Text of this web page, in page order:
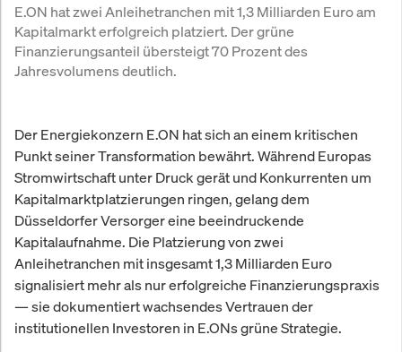
E.ON hat zwei Anleihetranchen mit 1,3 Milliarden Euro am
Kapitalmarkt erfolgreich platziert. Der grüne
Finanzierungsanteil übersteigt 70 Prozent des
Jahresvolumens deutlich.
Der Energiekonzern E.ON hat sich an einem kritischen
Punkt seiner Transformation bewährt. Während Europas
Stromwirtschaft unter Druck gerät und Konkurrenten um
Kapitalmarktplatzierungen ringen, gelang dem
Düsseldorfer Versorger eine beeindruckende
Kapitalaufnahme. Die Platzierung von zwei
Anleihetranchen mit insgesamt 1,3 Milliarden Euro
signalisiert mehr als nur erfolgreiche Finanzierungspraxis
— sie dokumentiert wachsendes Vertrauen der
institutionellen Investoren in E.ONs grüne Strategie.